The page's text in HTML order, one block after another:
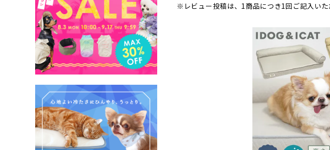
※レビュー投稿は、1商品につき1回ご記入いた